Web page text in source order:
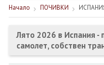
КРУИЗИ
ЕКСКУРЗИИ
Начало ПОЧИВКИ
Лято 2026 в Испания -
самолет, собствен